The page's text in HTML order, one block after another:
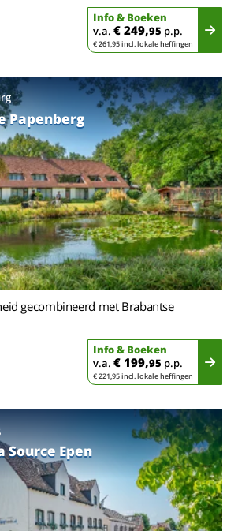
Info & Boeken
v.a. € 249,95 p.p.
€ 261,95 incl. lokale heffingen
Papenberg
gecombineerd met Brabantse
Info & Boeken
v.a. € 199,95 p.p.
€ 221,95 incl. lokale heffingen
Source Epen